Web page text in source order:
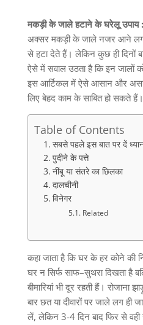
मकड़ी के जाले हटाने के घरेलू उपाय :
अक्सर मकड़ी के जाले नजर आने
से हटा देते हैं। लेकिन कुछ ही दिनों
ऐसे में सवाल उठता है कि इन जालों
इस आर्टिकल में ऐसे आसान और
लिए बेहद काम के साबित हो सकते हैं।
Table of Contents
सबसे पहले इस बात पर दें
पुदीने के पत्ते
नींबू या संतरे का छिलका
दालचीनी
विनेगर
Related
कहा जाता है कि घर के हर कोने की
घर न सिर्फ साफ–सुथरा दिखता है
बीमारियां भी दूर रहती हैं। रोजाना
बार छत या दीवारों पर जाले लग
लें, लेकिन3-4 दिन बाद फिर से